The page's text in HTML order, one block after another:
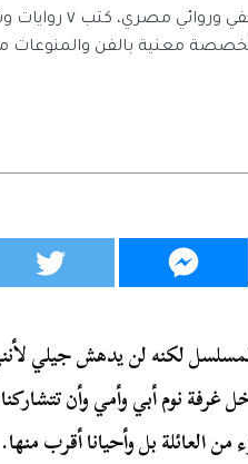
كاتب صحفي
معنية بالفن والمنوعات
لكنه لن يدهش جيلي
غرفة نوم أبي وأمي وأن
العائلة بل وأحيانا أقرب منها.